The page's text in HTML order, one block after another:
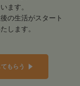
ます。
の生活がスタート
します。
もらう